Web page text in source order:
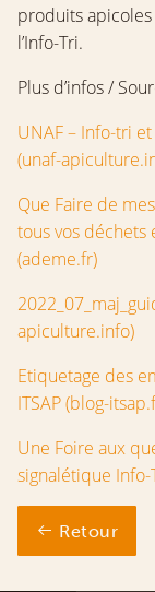
produits apicoles
l’Info-Tri.
Plus d’infos /
UNAF – Info-tri
(unaf-
Que Faire de
tous vos
(ademe.fr)
apiculture.info)
Etiquetage des
ITSAP (blog-
Une Foire aux
signalétique Info-
Retour